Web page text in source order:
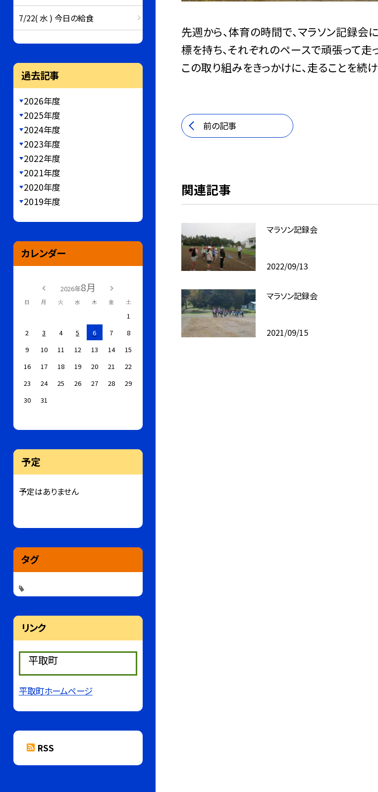
先週から、体育の時間で、マラソン記録会
標を持ち、それぞれのペースで頑張って走
この取り組みをきっかけに、走ることを続
前の記事
関連記事
マラソン記録会
2022/09/13
マラソン記録会
2021/09/15
7/22( 水 ) 今日の給食
過去記事
2026年度
2025年度
2024年度
2023年度
2022年度
2021年度
2020年度
2019年度
カレンダー
2026年8月
日 月 火 水 木 金 土
1
2
3 4 5 6 7
8
9
10 11 12 13 14
15
16
17 18 19 20 21
22
23
24 25 26 27 28
29
30
31
予定
予定はありません
タグ
リンク
平取町
平取町ホームページ
RSS